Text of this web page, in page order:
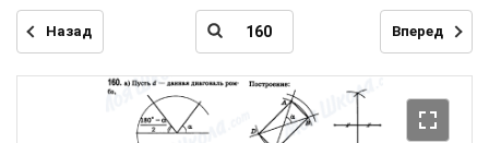
Назад Вперед